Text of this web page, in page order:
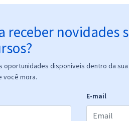
receber novidades
oportunidades disponíveis dentro da
você mora.
E-mail